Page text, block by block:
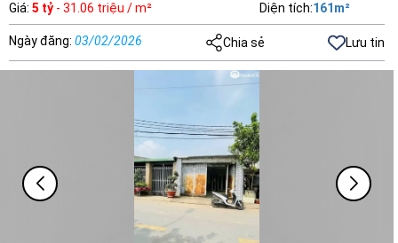
Giá: 5 tỷ - 31.06 triệu / m² Diện tích:161 m²
Ngày đăng: 03/02/2026 Chia sẻ Lưu tin